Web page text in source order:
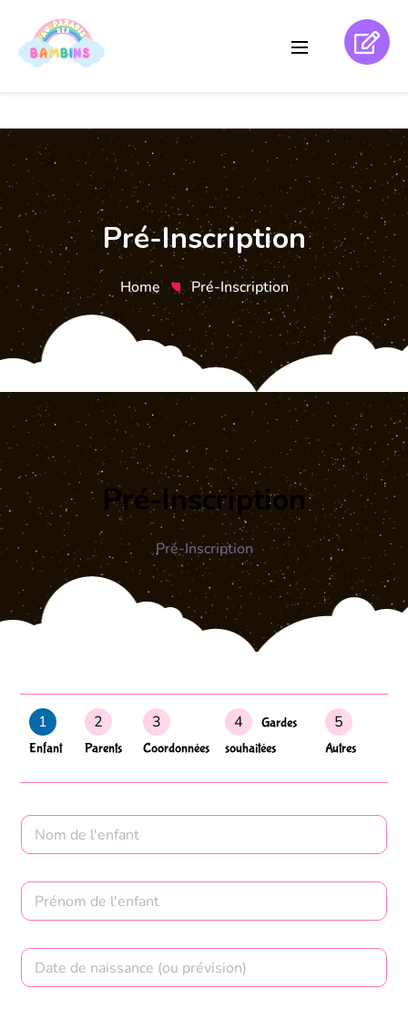
Pré-Inscription
Home Pré-Inscription
Pré-Inscription
Pré-Inscription
1
Enfant
2
Parents
3
Coordonnées
4
Gardes
souhaitées
5
Autres